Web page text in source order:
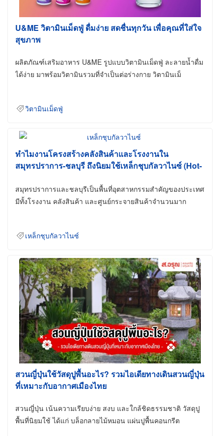
U&ME วิตามินเม็ดฟู่ ดื่มง่าย สดชื่นทุกวัน เพื่อคุณที่ใส่ใจ
สุขภาพ
ผลิตภัณฑ์เสริมอาหาร U&ME รูปแบบวิตามินเม็ดฟู่ ละลายน้ำดื่ม
ได้ง่าย มาพร้อมวิตามินรวมที่จำเป็นต่อร่างกาย วิตามินเม็
วิตามินเม็ดฟู่
ทำไมงานโครงสร้างคลังสินค้าและโรงงานใน
สมุทรปราการ-ชลบุรี ถึงนิยมใช้เหล็กชุบกัลวาไนซ์ (Hot-
สมุทรปราการและชลบุรีเป็นพื้นที่อุตสาหกรรมสำคัญของประเทศ
มีทั้งโรงงาน คลังสินค้า และศูนย์กระจายสินค้าจำนวนมาก
เหล็กชุบกัลวาไนซ์
สวนญี่ปุ่นใช้วัสดุปูพื้นอะไร? รวมไอเดียทางเดินสวนญี่ปุ่น
ที่เหมาะกับอากาศเมืองไทย
สวนญี่ปุ่น เน้นความเรียบง่าย สงบ และใกล้ชิดธรรมชาติ วัสดุปู
พื้นที่นิยมใช้ ได้แก่ บล็อกลายไม้หมอน แผ่นปูพื้นคอนกรีต